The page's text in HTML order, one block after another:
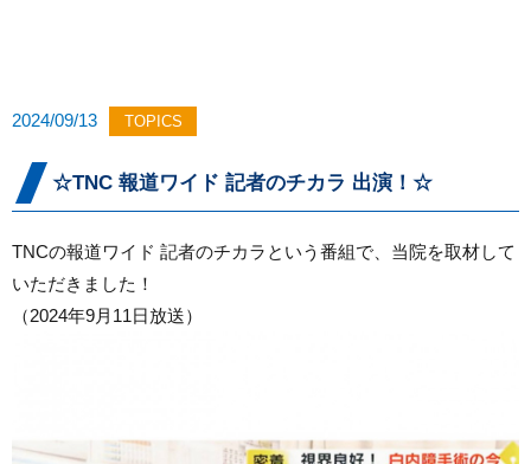
2024/09/13 TOPICS
☆TNC 報道ワイド 記者のチカラ 出演！☆
TNCの報道ワイド 記者のチカラという番組で、当院を取材して
いただきました！
（2024年9月11日放送）